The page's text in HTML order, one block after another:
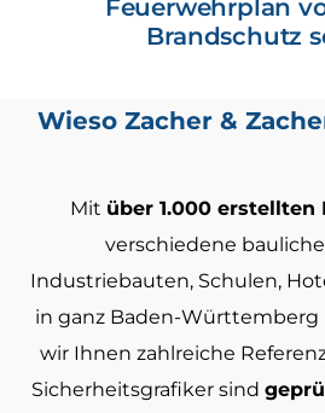
Feuerwehrplan
Brandschutz
Wieso Zacher &
Mit über 1.000 erstellten
verschiedene
Industriebauten, Schulen,
in ganz Baden-Württemberg
wir Ihnen zahlreiche
Sicherheitsgrafiker sind